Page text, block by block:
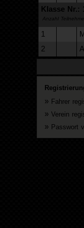
Klasse Nr.:
Anzahl
1
2
» Fahrer
» Verein
» Passwort